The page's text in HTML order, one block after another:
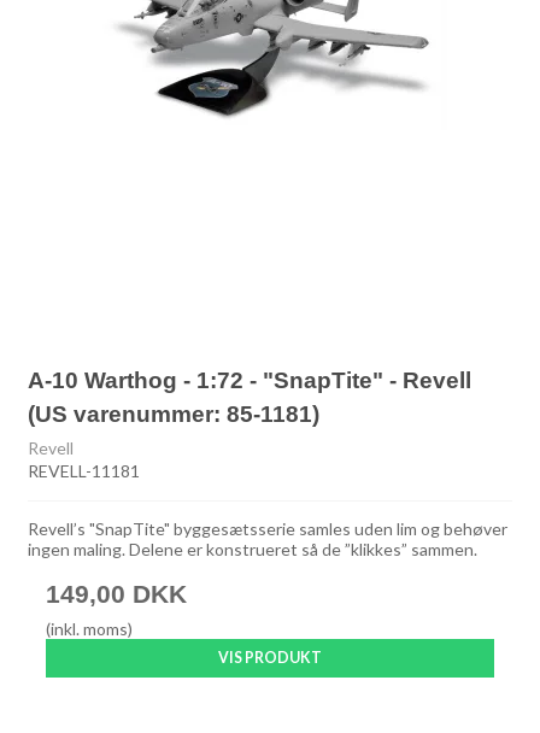
A-10 Warthog - 1:72 - "SnapTite" - Revell
(US varenummer: 85-1181)
Revell
REVELL-11181
Revell’s "SnapTite" byggesætsserie samles uden lim og behøver
ingen maling. Delene er konstrueret så de ”klikkes” sammen.
149,00 DKK
(inkl. moms)
VIS PRODUKT